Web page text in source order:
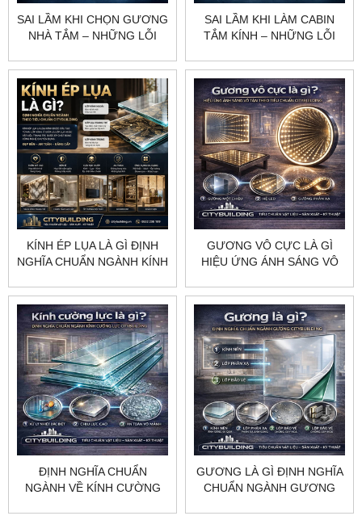
SAI LẦM KHI CHỌN GƯƠNG
NHÀ TẮM – NHỮNG LỖI
NHANH XẤU VÀ XUỐNG
CẤP
SAI LẦM KHI LÀM CABIN
TẮM KÍNH – NHỮNG LỖI
CẤP NHANH
KÍNH ÉP LỤA LÀ GÌ ĐỊNH
NGHĨA CHUẨN NGÀNH KÍNH
GƯƠNG VÔ CỰC LÀ GÌ
HIỆU ỨNG ÁNH SÁNG VÔ
CITYBUILDING
ĐỊNH NGHĨA CHUẨN
NGÀNH VỀ KÍNH CƯỜNG
GƯƠNG LÀ GÌ ĐỊNH NGHĨA
CHUẨN NGÀNH GƯƠNG